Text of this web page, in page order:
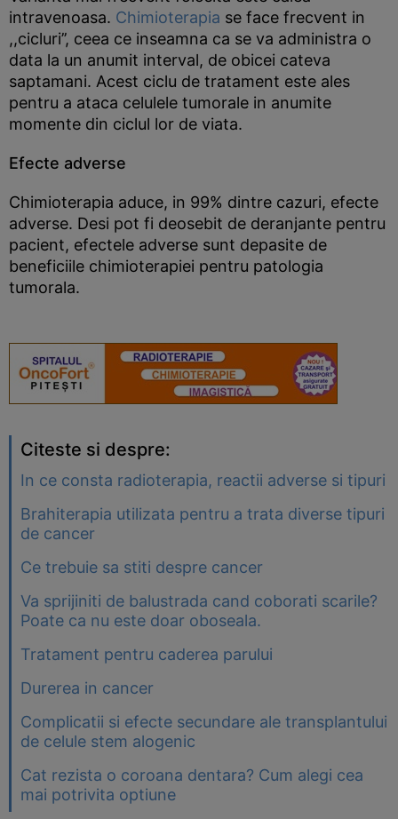
intravenoasa. Chimioterapia se face frecvent in
,,cicluri’’, ceea ce inseamna ca se va administra o
data la un anumit interval, de obicei cateva
saptamani. Acest ciclu de tratament este ales
pentru a ataca celulele tumorale in anumite
momente din ciclul lor de viata.
Efecte adverse
Chimioterapia aduce, in 99% dintre cazuri, efecte
adverse. Desi pot fi deosebit de deranjante pentru
pacient, efectele adverse sunt depasite de
beneficiile chimioterapiei pentru patologia
tumorala.
Citeste si despre:
In ce consta radioterapia, reactii adverse si tipuri
Brahiterapia utilizata pentru a trata diverse tipuri
de cancer
Ce trebuie sa stiti despre cancer
Va sprijiniti de balustrada cand coborati scarile?
Poate ca nu este doar oboseala.
Tratament pentru caderea parului
Durerea in cancer
Complicatii si efecte secundare ale transplantului
de celule stem alogenic
Cat rezista o coroana dentara? Cum alegi cea
mai potrivita optiune